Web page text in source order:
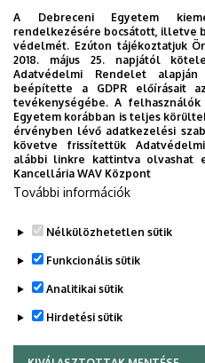
NKFI Hivatal
2020-tól az
bevezetnék a
Negyven százalékos
lemorzsolódás
Jelentős a
Legutóbbi frissítés: 2026. 05. 11.
A Debreceni Egyetem
rendelkezésére bocsátott, illetve
védelmét. Ezúton tájékoztatjuk
2018. május 25. napjától
Adatvédelmi Rendelet
beépítette a GDPR előírásait
tevékenységébe. A
Egyetem korábban is teljes
érvényben lévő adatkezelési
követve frissítettük
alábbi linkre kattintva olvashat
Kancellária WAV Központ
További információk
Nélkülözhetetlen sütik
Funkcionális sütik
Analitikai sütik
Hirdetési sütik